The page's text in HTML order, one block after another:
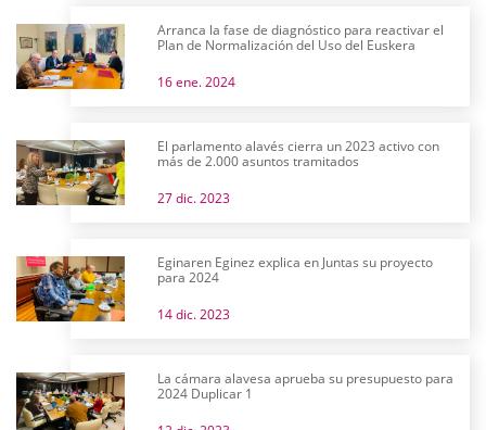
Arranca la fase de diagnóstico para reactivar el
Plan de Normalización del Uso del Euskera
16 ene. 2024
El parlamento alavés cierra un 2023 activo con
más de 2.000 asuntos tramitados
27 dic. 2023
Eginaren Eginez explica en Juntas su proyecto
para 2024
14 dic. 2023
La cámara alavesa aprueba su presupuesto para
2024 Duplicar 1